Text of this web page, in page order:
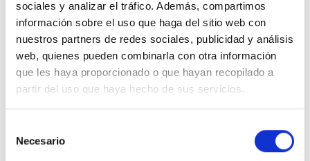
sociales y analizar el tráfico. Además, compartimos
información sobre el uso que haga del sitio web con
nuestros partners de redes sociales, publicidad y análisis
web, quienes pueden combinarla con otra información
que les haya proporcionado o que hayan recopilado a
partir del uso que haya hecho de sus servicios.
Necesario
115 - Un Curso de Milagros.
Enfrentar los miedos (04-06-20)
poner en duda la idea que se tiene de uno
mismo, que se sostiene en las creencias acerca